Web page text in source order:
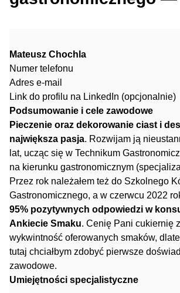
Mateusz Chochla
Numer telefonu
Adres e-mail
Link do profilu na LinkedIn (opcjonalnie)
Podsumowanie i cele zawodowe
Pieczenie oraz dekorowanie ciast i
największa pasja. Rozwijam ją
lat, ucząc się w Technikum
na kierunku gastronomicznym
Przez rok należałem też do Szkolnego
Gastronomicznego, a w czerwcu 2022
95% pozytywnych odpowiedzi w
Ankiecie Smaku. Cenię Pani cukiernię
wykwintność oferowanych smaków,
tutaj chciałbym zdobyć pierwsze
zawodowe.
Umiejętności specjalistyczne